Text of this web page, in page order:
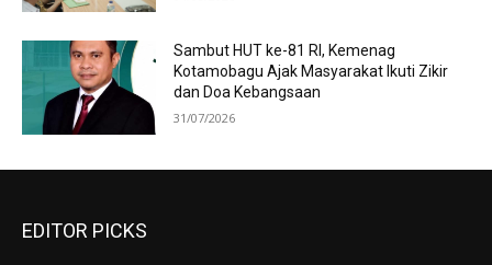
Sambut HUT ke-81 RI, Kemenag
Kotamobagu Ajak Masyarakat Ikuti Zikir
dan Doa Kebangsaan
31/07/2026
EDITOR PICKS